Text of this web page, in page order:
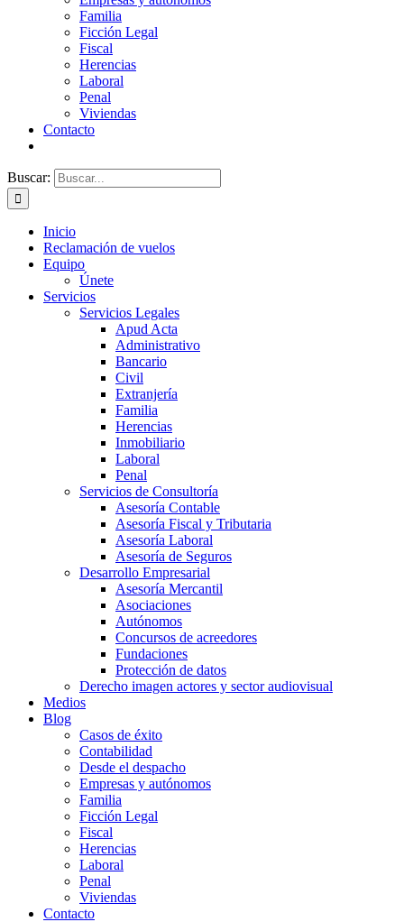
Familia
Ficción Legal
Fiscal
Herencias
Laboral
Penal
Viviendas
Contacto
Buscar:
Inicio
Reclamación de vuelos
Equipo
Únete
Servicios
Servicios Legales
Apud Acta
Administrativo
Bancario
Civil
Extranjería
Familia
Herencias
Inmobiliario
Laboral
Penal
Servicios de Consultoría
Asesoría Contable
Asesoría Fiscal y Tributaria
Asesoría Laboral
Asesoría de Seguros
Desarrollo Empresarial
Asesoría Mercantil
Asociaciones
Autónomos
Concursos de acreedores
Fundaciones
Protección de datos
Derecho imagen actores y sector audiovisual
Medios
Blog
Casos de éxito
Contabilidad
Desde el despacho
Empresas y autónomos
Familia
Ficción Legal
Fiscal
Herencias
Laboral
Penal
Viviendas
Contacto